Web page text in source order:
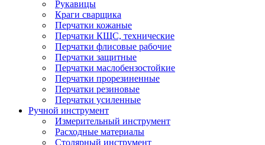
Рукавицы
Краги сварщика
Перчатки кожаные
Перчатки КЩС, технические
Перчатки флисовые рабочие
Перчатки защитные
Перчатки маслобензостойкие
Перчатки прорезиненные
Перчатки резиновые
Перчатки усиленные
Ручной инструмент
Измерительный инструмент
Расходные материалы
Столярный инструмент